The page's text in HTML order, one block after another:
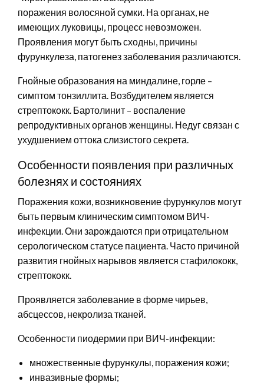
поражения волосяной сумки. На органах, не
имеющих луковицы, процесс невозможен.
Проявления могут быть сходны, причины
фурункулеза, патогенез заболевания различаются.
Гнойные образования на миндалине, горле –
симптом тонзиллита. Возбудителем является
стрептококк. Бартолинит – воспаление
репродуктивных органов женщины. Недуг связан с
ухудшением оттока слизистого секрета.
Особенности появления при различных
болезнях и состояниях
Поражения кожи, возникновение фурункулов могут
быть первым клиническим симптомом ВИЧ-
инфекции. Они зарождаются при отрицательном
серологическом статусе пациента. Часто причиной
развития гнойных нарывов является стафилококк,
стрептококк.
Проявляется заболевание в форме чирьев,
абсцессов, некролиза тканей.
Особенности пиодермии при ВИЧ-инфекции:
множественные фурункулы, поражения кожи;
инвазивные формы;